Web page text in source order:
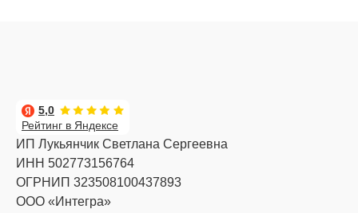
Рейтинг в Яндексе
5,0
ИП Лукьянчик Светлана Сергеевна
ИНН 502773156764
ОГРНИП 323508100437893
ООО «Интегра»